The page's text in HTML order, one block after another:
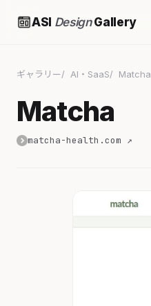
ASI DesignGallery
ギャラリー AI・SaaS Matcha
Matcha
matcha-health.com ↗